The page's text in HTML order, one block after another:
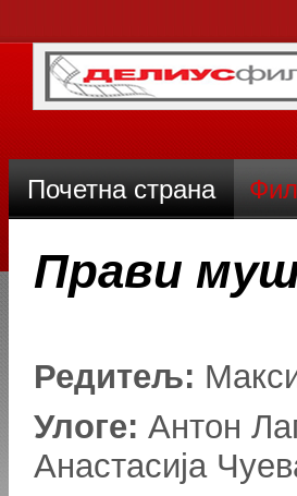
Почетна страна
Прави
Редитељ:
Улоге: Антон
Анастасија